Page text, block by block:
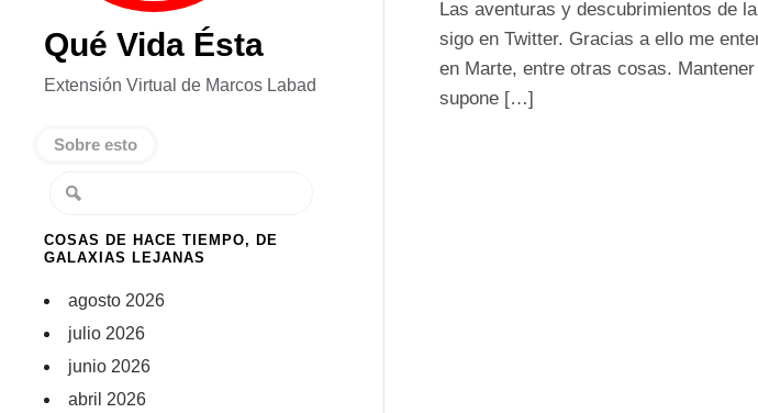
Qué Vida Ésta
Extensión Virtual de Marcos Labad
Sobre esto
COSAS DE HACE TIEMPO, DE
GALAXIAS LEJANAS
agosto 2026
julio 2026
junio 2026
abril 2026
Las aventuras y descubrimientos de
sigo en Twitter. Gracias a ello me
en Marte, entre otras cosas.
supone […]